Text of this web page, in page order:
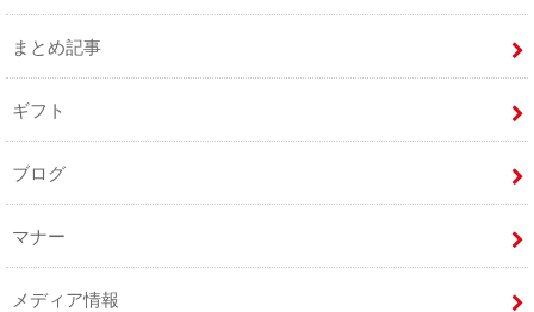
まとめ記事
ギフト
ブログ
マナー
メディア情報